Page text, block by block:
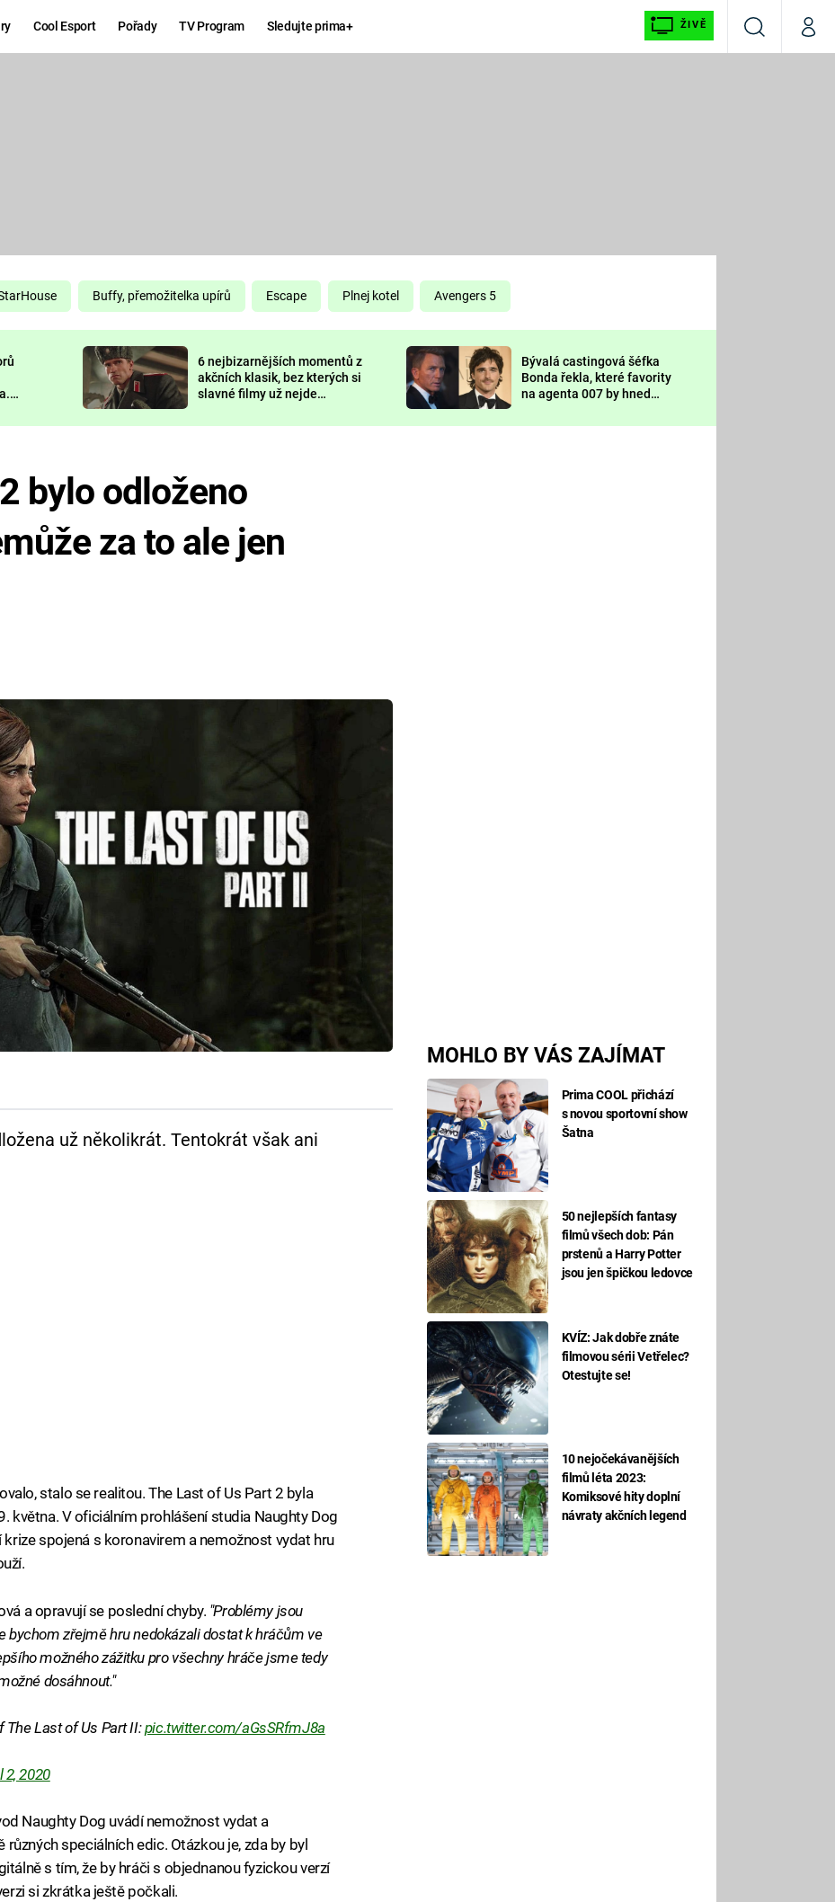
Cool Esport Pořady TV Program Sledujte prima+ ŽIVĚ
VyhledáváníMůj
DELIVERANCE
KOMEDIE
CHUCK
NORRIS
DEADPOOL
Prima LAJK
Sledujte nás
Buffy, přemožitelka upírů Escape Plnej kotel Avengers 5
6 nejbizarnějších momentů z
akčních klasik, bez kterých si
slavné filmy už nejde
Bývalá castingová šéfka
Bonda řekla, které favority
na agenta 007 by hned
MOHLO BY VÁS ZAJÍMAT
Prima COOL přichází
s novou sportovní show
Šatna
50 nejlepších fantasy
filmů všech dob: Pán
prstenů a Harry Potter
jsou jen špičkou ledovce
KVÍZ: Jak dobře znáte
filmovou sérii Vetřelec?
Otestujte se!
10 nejočekávanějších
filmů léta 2023:
Komiksové hity doplní
návraty akčních legend
bylo odloženo
za to ale jen
už několikrát. Tentokrát však ani
stalo se realitou. The Last of Us Part 2 byla
května. V oficiálním prohlášení studia Naughty Dog
spojená s koronavirem a nemožnost vydat hru
a opravují se poslední chyby. "Problémy jsou
bychom zřejmě hru nedokázali dostat k hráčům ve
možného zážitku pro všechny hráče jsme tedy
dosáhnout."
Last of Us Part II:pic.twitter.com/aGsSRfmJ8a
2, 2020
Naughty Dog uvádí nemožnost vydat a
speciálních edic. Otázkou je, zda by byl
s tím, že by hráči s objednanou fyzickou verzí
si zkrátka ještě počkali.